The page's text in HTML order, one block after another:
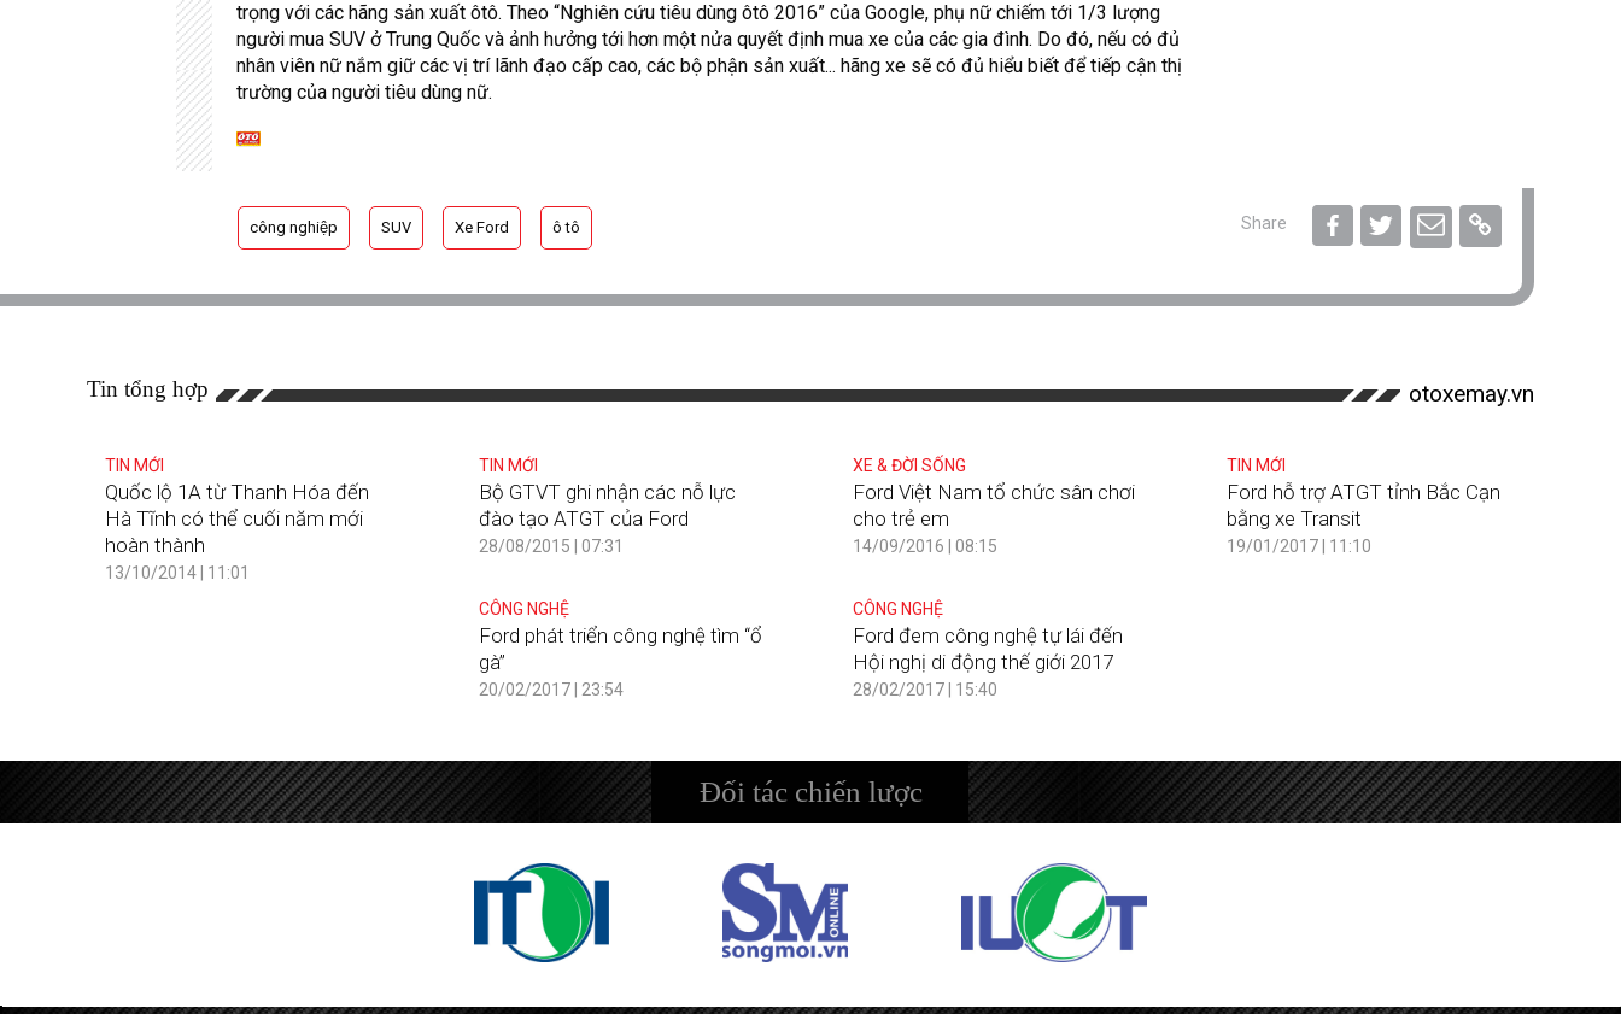
trọng với các hãng sản xuất ôtô. Theo “Nghiên cứu tiêu dùng ôtô 2016” của Google, phụ nữ chiếm tới 1/3 lượng
người mua SUV ở Trung Quốc và ảnh hưởng tới hơn một nửa quyết định mua xe của các gia đình. Do đó, nếu có đủ
nhân viên nữ nắm giữ các vị trí lãnh đạo cấp cao, các bộ phận sản xuất... hãng xe sẽ có đủ hiểu biết để tiếp cận thị
trường của người tiêu dùng nữ.
công nghiệp SUV Xe Ford ô tô Share
Tin tổng hợp otoxemay.vn
TIN MỚI
Quốc lộ 1A từ Thanh Hóa đến
Hà Tĩnh có thể cuối năm mới
hoàn thành
13/10/2014 | 11:01
TIN MỚI
Bộ GTVT ghi nhận các nỗ lực
đào tạo ATGT của Ford
28/08/2015 | 07:31
XE & ĐỜI SỐNG
Ford Việt Nam tổ chức sân chơi
cho trẻ em
14/09/2016 | 08:15
TIN MỚI
Ford hỗ trợ ATGT tỉnh Bắc Cạn
bằng xe Transit
19/01/2017 | 11:10
CÔNG NGHỆ
Ford phát triển công nghệ tìm “ổ
gà”
20/02/2017 | 23:54
CÔNG NGHỆ
Ford đem công nghệ tự lái đến
Hội nghị di động thế giới 2017
28/02/2017 | 15:40
Đối tác chiến lược